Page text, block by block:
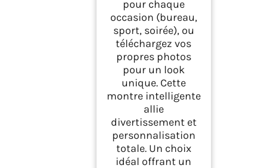
pour chaque
occasion (bureau,
sport, soirée), ou
téléchargez vos
propres photos
pour un look
unique. Cette
montre intelligente
allie
divertissement et
personnalisation
totale. Un choix
idéal offrant un